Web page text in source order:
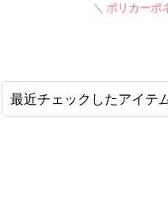
＼ ポリカーボ
最近チェックしたアイテ